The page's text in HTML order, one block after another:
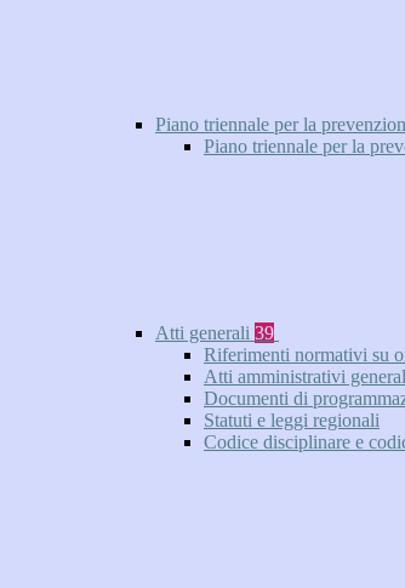
Piano triennale per la
Piano triennale per la
Atti generali 39
Riferimenti normativi su
Atti amministrativi
Documenti di
Statuti e leggi regionali
Codice disciplinare e